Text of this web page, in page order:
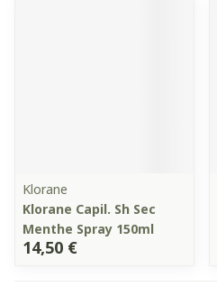
Klorane
Klorane Capil. Sh Sec
Menthe Spray 150ml
14,50 €